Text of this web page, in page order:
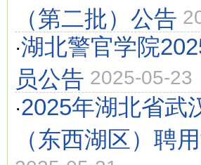
（第二批）公告
·湖北警官学院
员公告 2025-05-23
·2025年湖北省武
（东西湖区）聘